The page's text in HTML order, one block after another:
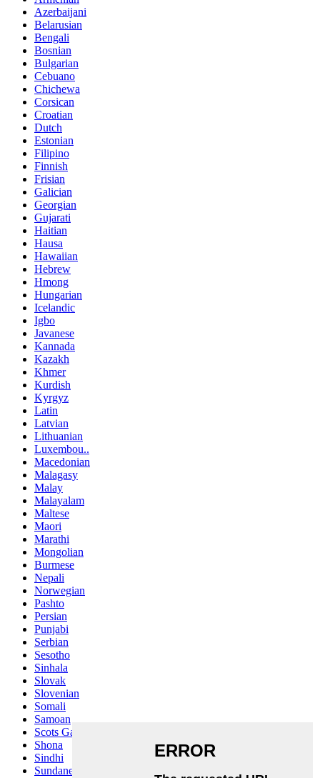
Azerbaijani
Belarusian
Bengali
Bosnian
Bulgarian
Cebuano
Chichewa
Corsican
Croatian
Dutch
Estonian
Filipino
Finnish
Frisian
Galician
Georgian
Gujarati
Haitian
Hausa
Hawaiian
Hebrew
Hmong
Hungarian
Icelandic
Igbo
Javanese
Kannada
Kazakh
Khmer
Kurdish
Kyrgyz
Latin
Latvian
Lithuanian
Luxembou..
Macedonian
Malagasy
Malay
Malayalam
Maltese
Maori
Marathi
Mongolian
Burmese
Nepali
Norwegian
Pashto
Persian
Punjabi
Serbian
Sesotho
Sinhala
Slovak
Slovenian
Somali
Samoan
Scots Gaelic
Shona
Sindhi
Sundanese